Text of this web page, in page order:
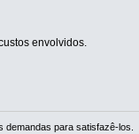
envolvidos.
para satisfazê-los.